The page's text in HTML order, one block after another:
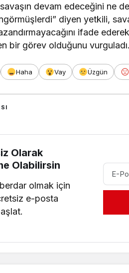
devam edeceğini ne
diyen yetkili,
ifade
bir görev olduğunu vurguladı.
Haha Vay Üzgün
Olarak
Olabilirsin
olmak için
e-posta